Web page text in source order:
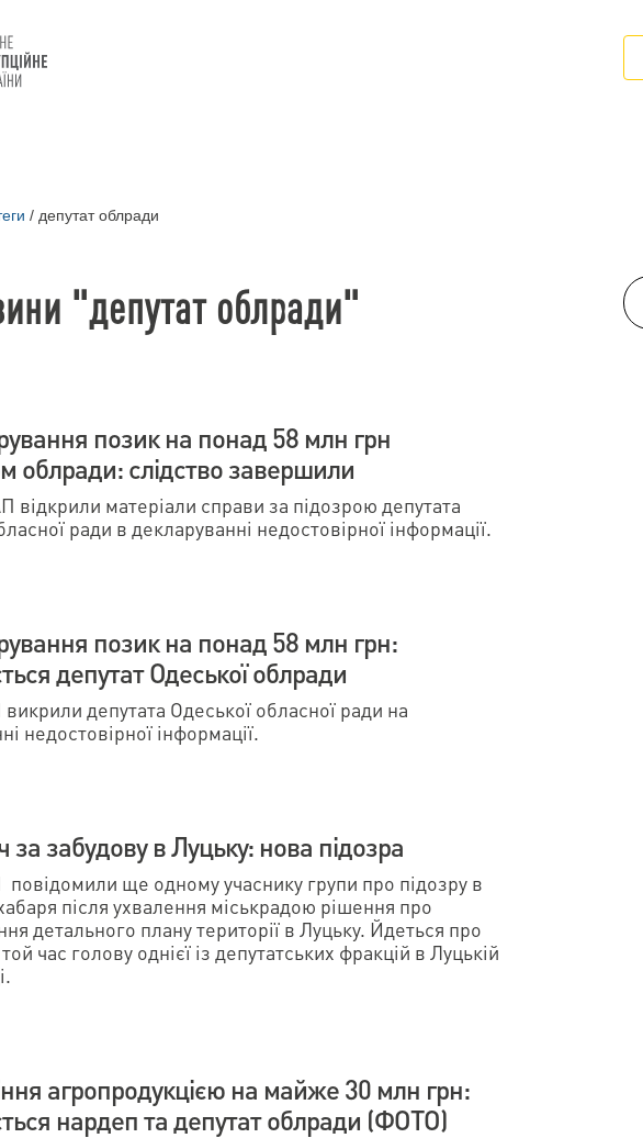
/ депутат облради
"депутат облради"
позик на понад 58 млн грн
облради: слідство завершили
відкрили матеріали справи за підозрою депутата
ради в декларуванні недостовірної інформації.
позик на понад 58 млн грн:
депутат Одеської облради
депутата Одеської обласної ради на
недостовірної інформації.
за забудову в Луцьку: нова підозра
ще одному учаснику групи про підозру в
після ухвалення міськрадою рішення про
детального плану території в Луцьку. Йдеться про
час голову однієї із депутатських фракцій в Луцькій
агропродукцією на майже 30 млн грн:
нардеп та депутат облради (ФОТО)